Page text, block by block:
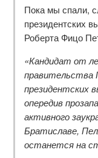
Пока мы спали,
президентских
Роберта Фицо
«Кандидат от
правительства
президентских
опередив
активного
Братиславе,
останется на